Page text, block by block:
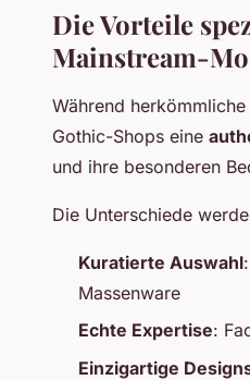
Die Vorteile
Mainstream-
Während
Gothic-Shops eine
und ihre besonderen
Die Unterschiede
Kuratierte Auswahl
Massenware
Echte Expertise:
Einzigartige